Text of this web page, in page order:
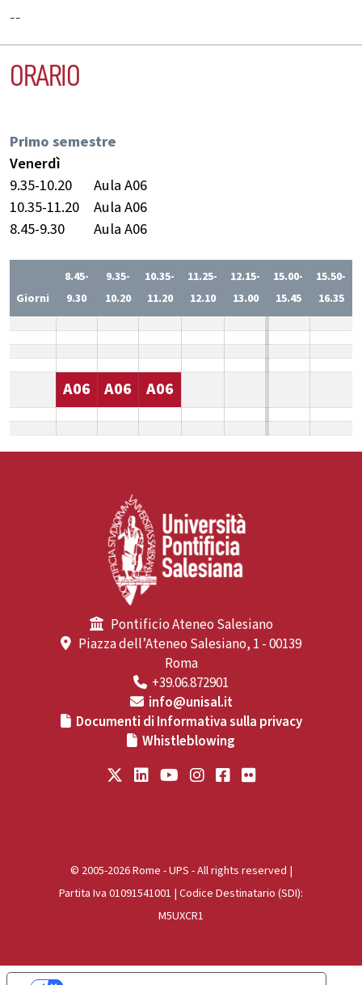
--
ORARIO
Primo semestre
Venerdì
9.35-10.20
Aula A06
10.35-11.20
Aula A06
8.45-9.30
Aula A06
Giorni
8.45-
9.30
9.35-
10.20
10.35-
11.20
11.25-
12.10
12.15-
13.00
15.00-
15.45
15.50-
16.35
A06 A06 A06
Pontificio Ateneo Salesiano
Piazza dell’Ateneo Salesiano, 1 - 00139
Roma
+39.06.872901
info@unisal.it
Documenti di Informativa sulla privacy
Whistleblowing
© 2005-2026 Rome - UPS - All rights reserved |
Partita Iva 01091541001 | Codice Destinatario (SDI):
M5UXCR1